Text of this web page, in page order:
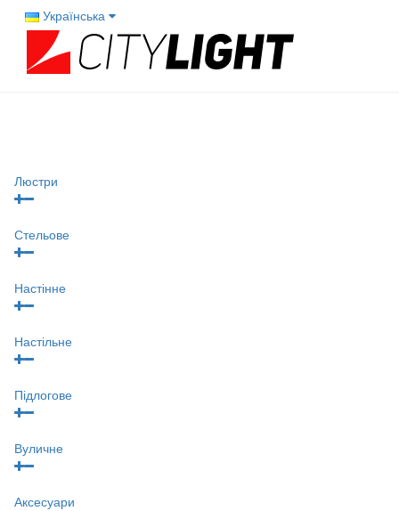
Українська
Люстри
Стельове
Настінне
Настільне
Підлогове
Вуличне
Аксесуари